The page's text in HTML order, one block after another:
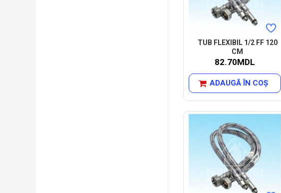
TUB FLEXIBIL 1/2 FF 120
CM
82.70MDL
ADAUGĂ ÎN COŞ